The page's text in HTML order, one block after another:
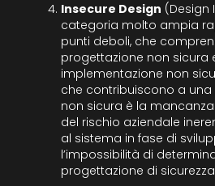
Insecure Design (Design
categoria molto ampia
punti deboli, che
progettazione non sicura
implementazione non
che contribuiscono a
non sicura è la
del rischio aziendale
al sistema in fase di
l’impossibilità di
progettazione di